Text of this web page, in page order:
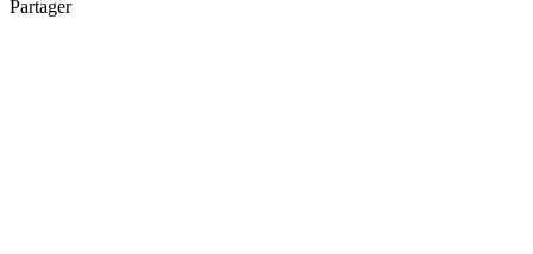
Partager